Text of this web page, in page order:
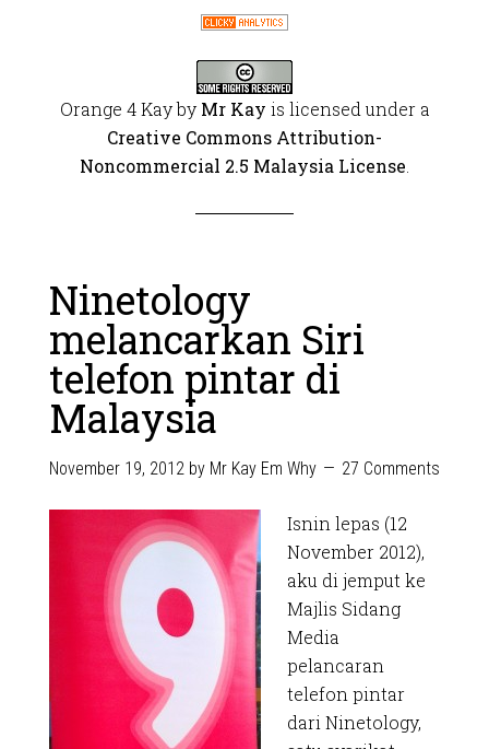
Orange 4 Kayby Mr Kay is licensed under a
Creative Commons Attribution-
Noncommercial 2.5 Malaysia License
Ninetology
melancarkan Siri
telefon pintar di
Malaysia
November 19, 2012by Mr Kay Em Why 27 Comments
Isnin lepas (12
November 2012),
aku di jemput ke
Majlis Sidang
Media
pelancaran
telefon pintar
dari Ninetology,